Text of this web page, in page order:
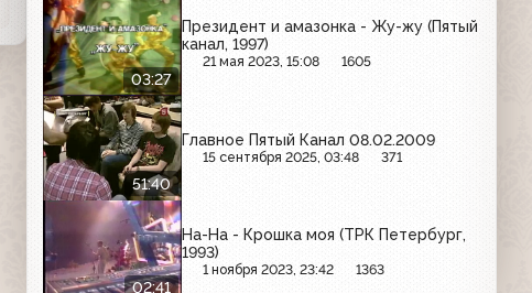
03:27
Президент и амазонка - Жу-жу (Пятый
канал, 1997)
21 мая 2023, 15:08 1605
51:40
Главное Пятый Канал 08.02.2009
15 сентября 2025, 03:48 371
02:41
На-На - Крошка моя (ТРК Петербург,
1993)
1 ноября 2023, 23:42 1363